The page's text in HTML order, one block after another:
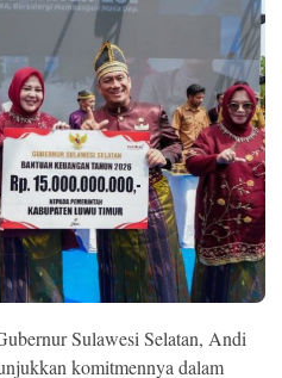
Sulawesi Selatan, Andi
komitmennya dalam